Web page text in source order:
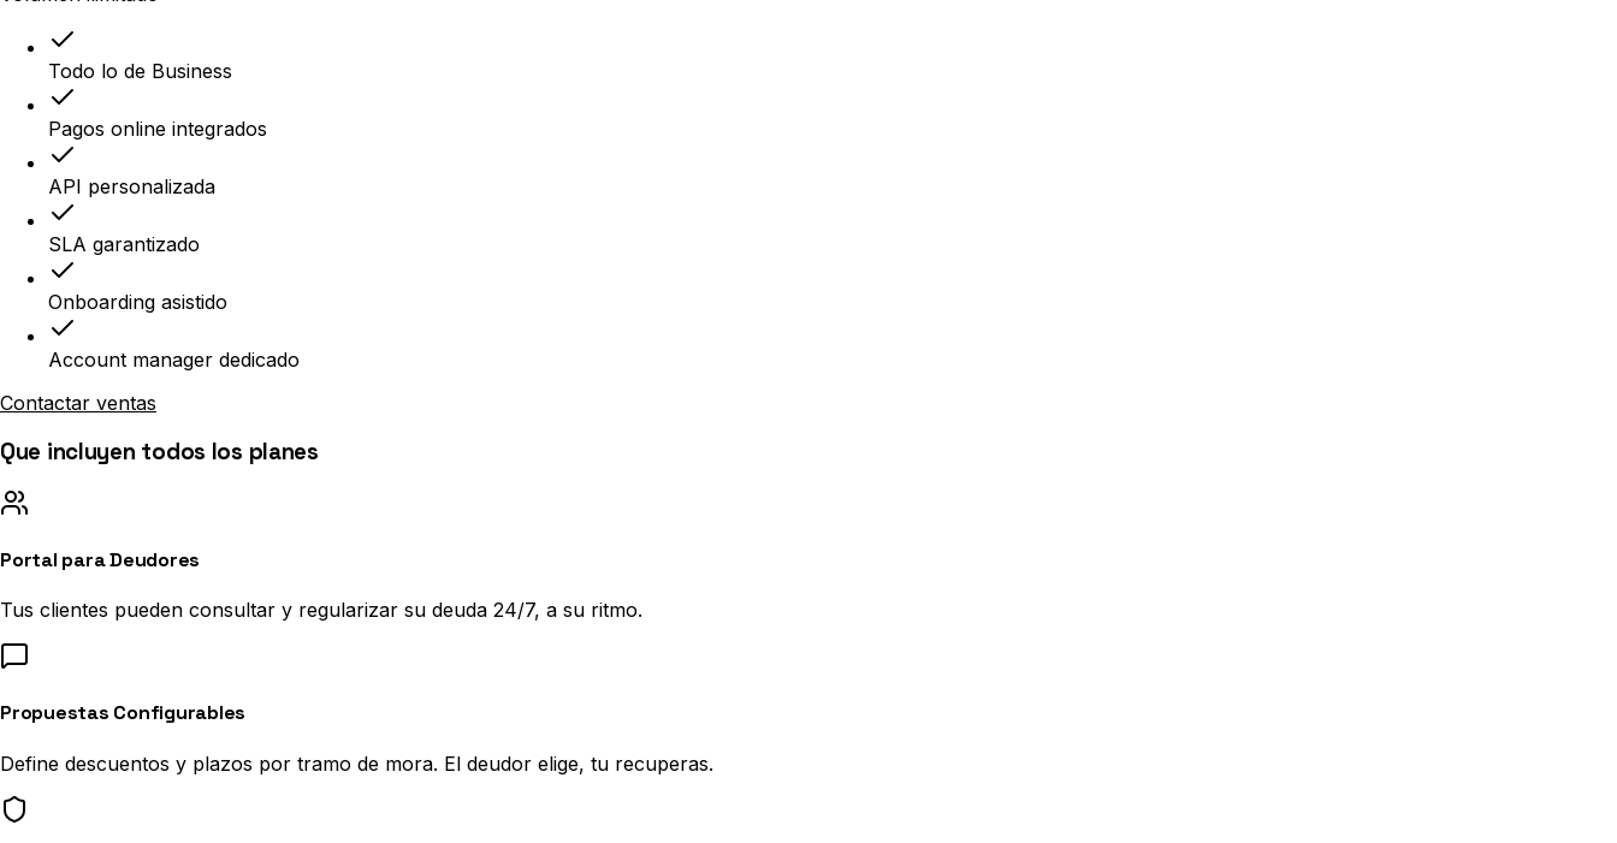
Todo lo de Business
Pagos online integrados
API personalizada
SLA garantizado
Onboarding asistido
Account manager dedicado
Contactar ventas
Que incluyen todos los planes
Portal para Deudores
Tus clientes pueden consultar y regularizar su deuda 24/7, a su ritmo.
Propuestas Configurables
Define descuentos y plazos por tramo de mora. El deudor elige, tu recuperas.